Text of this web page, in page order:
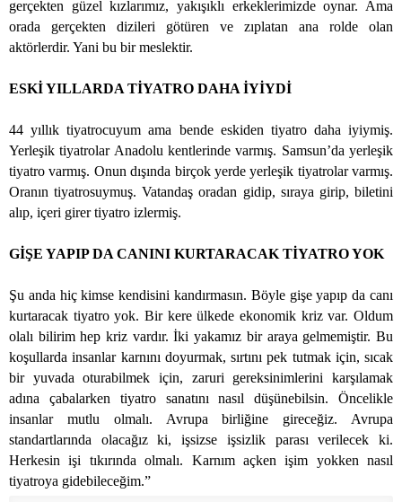
gerçekten güzel kızlarımız, yakışıklı erkeklerimizde oynar. Ama
orada gerçekten dizileri götüren ve zıplatan ana rolde olan
aktörlerdir. Yani bu bir meslektir.
ESKİ YILLARDA TİYATRO DAHA İYİYDİ
44 yıllık tiyatrocuyum ama bende eskiden tiyatro daha iyiymiş.
Yerleşik tiyatrolar Anadolu kentlerinde varmış. Samsun’da yerleşik
tiyatro varmış. Onun dışında birçok yerde yerleşik tiyatrolar varmış.
Oranın tiyatrosuymuş. Vatandaş oradan gidip, sıraya girip, biletini
alıp, içeri girer tiyatro izlermiş.
GİŞE YAPIP DA CANINI KURTARACAK TİYATRO YOK
Şu anda hiç kimse kendisini kandırmasın. Böyle gişe yapıp da canı
kurtaracak tiyatro yok. Bir kere ülkede ekonomik kriz var. Oldum
olalı bilirim hep kriz vardır. İki yakamız bir araya gelmemiştir. Bu
koşullarda insanlar karnını doyurmak, sırtını pek tutmak için, sıcak
bir yuvada oturabilmek için, zaruri gereksinimlerini karşılamak
adına çabalarken tiyatro sanatını nasıl düşünebilsin. Öncelikle
insanlar mutlu olmalı. Avrupa birliğine gireceğiz. Avrupa
standartlarında olacağız ki, işsizse işsizlik parası verilecek ki.
Herkesin işi tıkırında olmalı. Karnım açken işim yokken nasıl
tiyatroya gidebileceğim.”